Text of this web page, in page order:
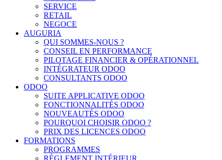
SERVICE
RETAIL
NEGOCE
AUGURIA
QUI SOMMES-NOUS ?
CONSEIL EN PERFORMANCE
PILOTAGE FINANCIER & OPÉRATIONNEL
INTÉGRATEUR ODOO
CONSULTANTS ODOO
ODOO
SUITE APPLICATIVE ODOO
FONCTIONNALITÉS ODOO
NOUVEAUTÉS ODOO
POURQUOI CHOISIR ODOO ?
PRIX DES LICENCES ODOO
FORMATIONS
PROGRAMMES